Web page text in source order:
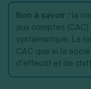
Bon à savoir : la
aux comptes (CAC)
systématique. La
CAC que si la
d’effectif et de